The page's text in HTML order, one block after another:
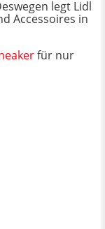
legt Lidl
Accessoires in
für nur